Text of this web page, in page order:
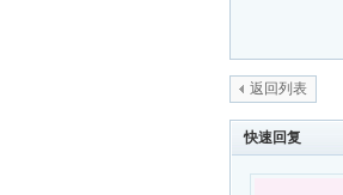
返回列表
快速回复